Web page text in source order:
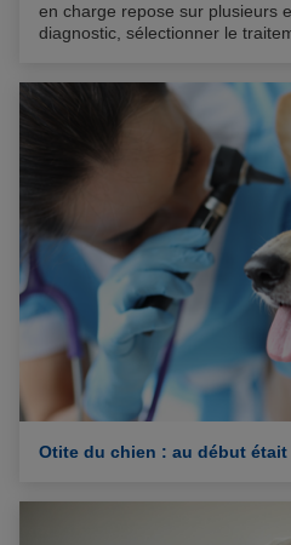
en charge repose sur plusieurs
diagnostic, sélectionner le
outils et services dédiés.
Otite du chien : au début était